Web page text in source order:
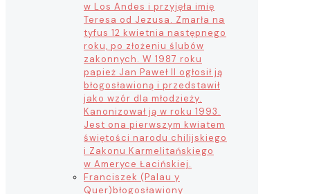
w Los Andes i przyjęła imię
Teresa od Jezusa. Zmarła na
tyfus 12 kwietnia następnego
roku, po złożeniu ślubów
zakonnych. W 1987 roku
papież Jan Paweł II ogłosił ją
błogosławioną i przedstawił
jako wzór dla młodzieży.
Kanonizował ją w roku 1993.
Jest ona pierwszym kwiatem
świętości narodu chilijskiego
i Zakonu Karmelitańskiego
w Ameryce Łacińskiej.
Franciszek (Palau y
Quer)błogosławiony